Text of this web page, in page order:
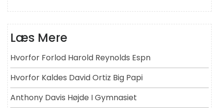
Læs Mere
Hvorfor Forlod Harold Reynolds Espn
Hvorfor Kaldes David Ortiz Big Papi
Anthony Davis Højde I Gymnasiet